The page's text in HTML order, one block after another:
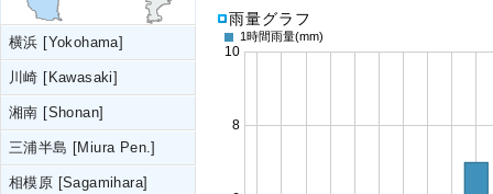
横浜 [Yokohama]
川崎 [Kawasaki]
湘南 [Shonan]
三浦半島 [Miura Pen.]
相模原 [Sagamihara]
雨量グラフ
1時間雨量(mm)